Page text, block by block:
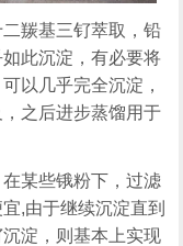
羰基三钌萃取，铅
此沉淀，有必要将
以几乎完全沉淀，
之后进步蒸馏用于
某些锇粉下，过滤
,由于继续沉淀直到
淀，则基本上实现